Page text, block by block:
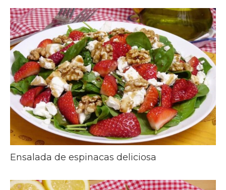
Ensalada de espinacas deliciosa